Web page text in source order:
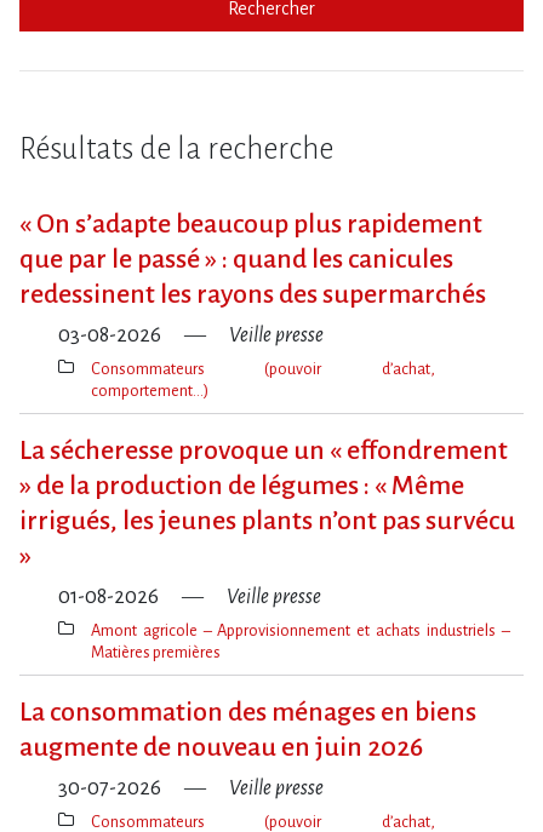
Rechercher
Résultats de la recherche
« On s​‌’adapte beaucoup plus rapidement
que par le passé » : quand les canicules
redessinent les rayons des supermarchés
03-08-2026 Veille presse
Thèmes(s)
Consommateurs (pouvoir d’achat,
comportement…)
La sécheresse provoque un « effondrement
» de la production de légumes : « Même
irrigués, les jeunes plants n’ont pas survécu
»
01-08-2026 Veille presse
Thèmes(s)
Amont agricole – Approvisionnement et achats industriels –
Matières premières
La consommation des ménages en biens
augmente de nouveau en juin 2026
30-07-2026 Veille presse
Consommateurs (pouvoir d’achat,